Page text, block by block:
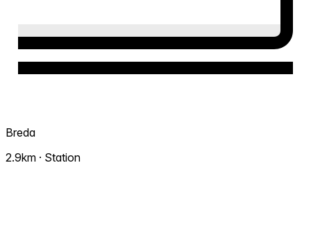
Breda
2.9km · Station